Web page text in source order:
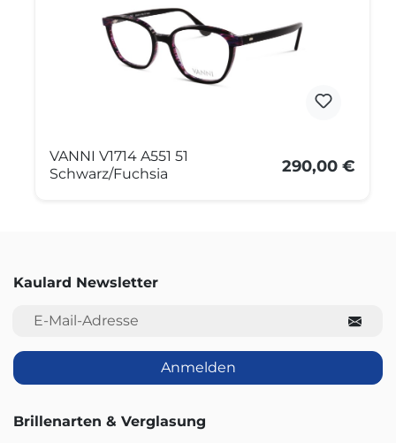
VANNI V1714 A551 51
Schwarz/Fuchsia
290,00 €
Kaulard Newsletter
E-Mail-Adresse
Anmelden
Brillenarten & Verglasung